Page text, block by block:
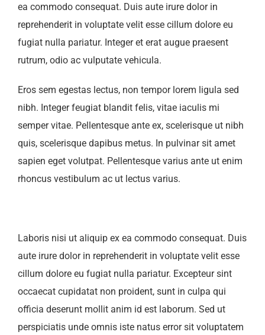
ea commodo consequat. Duis aute irure dolor in
reprehenderit in voluptate velit esse cillum dolore eu
fugiat nulla pariatur. Integer et erat augue praesent
rutrum, odio ac vulputate vehicula.
Eros sem egestas lectus, non tempor lorem ligula sed
nibh. Integer feugiat blandit felis, vitae iaculis mi
semper vitae. Pellentesque ante ex, scelerisque ut nibh
quis, scelerisque dapibus metus. In pulvinar sit amet
sapien eget volutpat. Pellentesque varius ante ut enim
rhoncus vestibulum ac ut lectus varius.
Laboris nisi ut aliquip ex ea commodo consequat. Duis
aute irure dolor in reprehenderit in voluptate velit esse
cillum dolore eu fugiat nulla pariatur. Excepteur sint
occaecat cupidatat non proident, sunt in culpa qui
officia deserunt mollit anim id est laborum. Sed ut
perspiciatis unde omnis iste natus error sit voluptatem